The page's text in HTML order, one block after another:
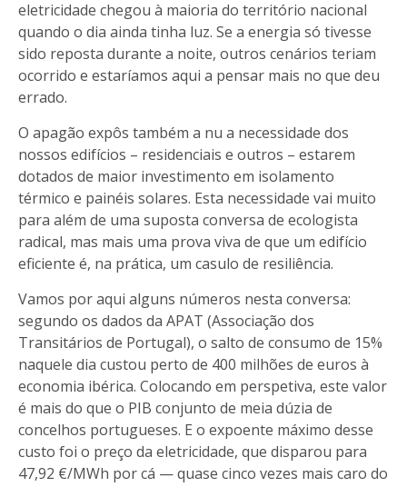
eletricidade chegou à maioria do território nacional
quando o dia ainda tinha luz. Se a energia só tivesse
sido reposta durante a noite, outros cenários teriam
ocorrido e estaríamos aqui a pensar mais no que deu
errado.
O apagão expôs também a nu a necessidade dos
nossos edifícios – residenciais e outros – estarem
dotados de maior investimento em isolamento
térmico e painéis solares. Esta necessidade vai muito
para além de uma suposta conversa de ecologista
radical, mas mais uma prova viva de que um edifício
eficiente é, na prática, um casulo de resiliência.
Vamos por aqui alguns números nesta conversa:
segundo os dados da APAT (Associação dos
Transitários de Portugal), o salto de consumo de 15%
naquele dia custou perto de 400 milhões de euros à
economia ibérica. Colocando em perspetiva, este valor
é mais do que o PIB conjunto de meia dúzia de
concelhos portugueses. E o expoente máximo desse
custo foi o preço da eletricidade, que disparou para
47,92 €/MWh por cá — quase cinco vezes mais caro do